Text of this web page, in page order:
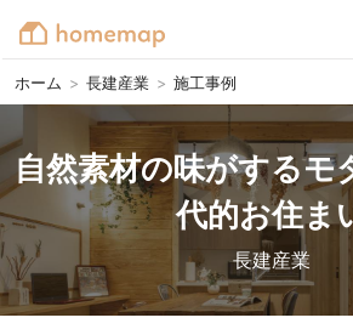
ホーム > 長建産業 > 施工事例
自然素材の味がするモ
代的お住ま
長建産業